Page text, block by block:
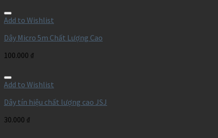
Add to Wishlist
Dây Micro 5m Chất Lượng Cao
100.000 ₫
Add to Wishlist
Dây tín hiệu chất lượng cao JSJ
30.000 ₫